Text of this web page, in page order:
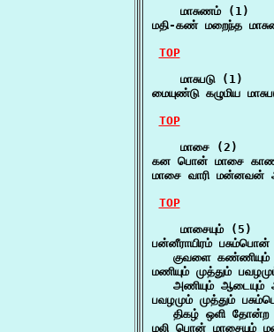
    மாசுணம் (1)
மதி-கண் மறைந்த
TOP
    மாசுபடு (1)
மையுண்டு கழுமிய
TOP
    மாசை (2)
கன பொன் மாசை
மாசை வாரி
TOP
    மாசையும் (5)
பன்னீராயிரம் பசும்பொன்
குவளை கண்ணியும்
மணியும் முத்தும்
அணியும் ஆடையும்
பவழமும் முத்தும்
திகழ் ஒளி தோன்ற
மலி பொன் மாசையும்